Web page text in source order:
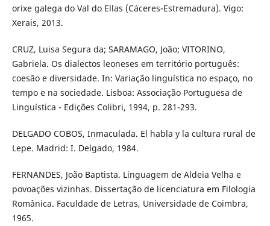
orixe galega do Val do Ellas (Cáceres-Estremadura). Vigo:
Xerais, 2013.
CRUZ, Luisa Segura da; SARAMAGO, João; VITORINO,
Gabriela. Os dialectos leoneses em território português:
coesão e diversidade. In: Variação linguística no espaço, no
tempo e na sociedade. Lisboa: Associação Portuguesa de
Linguística - Edições Colibri, 1994, p. 281-293.
DELGADO COBOS, Inmaculada. El habla y la cultura rural de
Lepe. Madrid: I. Delgado, 1984.
FERNANDES, João Baptista. Linguagem de Aldeia Velha e
povoações vizinhas. Dissertação de licenciatura em Filologia
Românica. Faculdade de Letras, Universidade de Coimbra,
1965.